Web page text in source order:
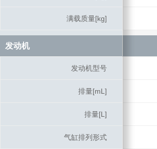
满载质量[kg]
发动机
发动机型号
排量[mL]
排量[L]
气缸排列形式
满载质量[kg]
发动机
发动机型号
排量[mL]
排量[L]
气缸排列形式